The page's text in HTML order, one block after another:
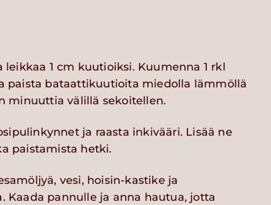
leikkaa 1 cm kuutioiksi. Kuumenna 1 rkl
paista bataattikuutioita miedolla lämmöllä
minuuttia välillä sekoitellen.
ja raasta inkivääri. Lisää ne
paistamista hetki.
vesi, hoisin-kastike ja
Kaada pannulle ja anna hautua, jotta